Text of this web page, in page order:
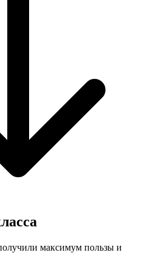
максимум пользы и